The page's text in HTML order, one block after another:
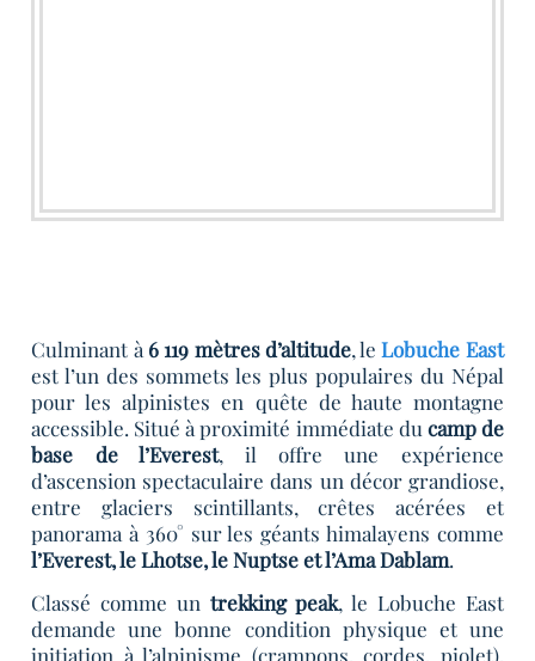
Culminant à 6 119 mètres d’altitude, leLobuche East
est l’un des sommets les plus populaires du Népal
pour les alpinistes en quête de haute montagne
accessible. Situé à proximité immédiate du camp de
base de l’Everest, il offre une expérience
d’ascension spectaculaire dans un décor grandiose,
entre glaciers scintillants, crêtes acérées et
panorama à 360° sur les géants himalayens comme
l’Everest, le Lhotse, le Nuptse et l’Ama Dablam.
Classé comme un trekking peak, le Lobuche East
demande une bonne condition physique et une
initiation à l’alpinisme (crampons, cordes, piolet),